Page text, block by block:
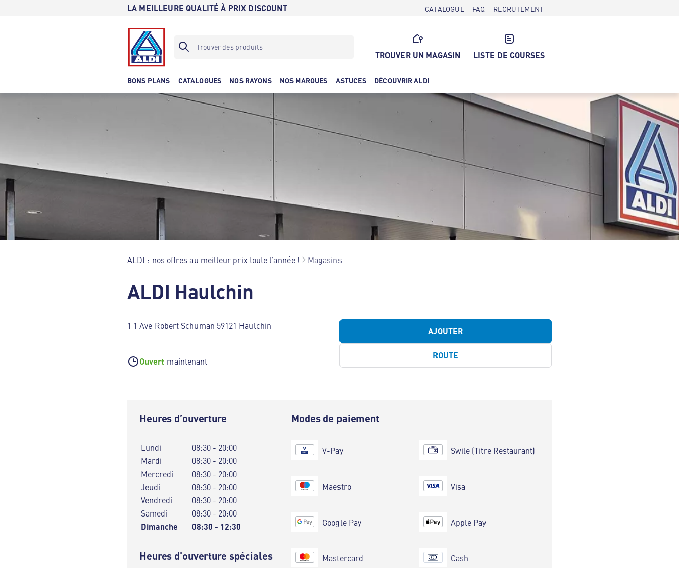
LA MEILLEURE QUALITÉ À PRIX DISCOUNT CATALOGUE FAQ RECRUTEMENT
TROUVER UN MAGASIN LISTE DE COURSES
BONS PLANS CATALOGUES NOS RAYONS NOS MARQUES ASTUCES DÉCOUVRIR ALDI
ALDI : nos offres au meilleur prix toute l’année ! Magasins
ALDI Haulchin
1 1 Ave Robert Schuman 59121 Haulchin
Ouvert maintenant
AJOUTER
ROUTE
Heures d’ouverture
Lundi
08:30 - 20:00
Mardi
08:30 - 20:00
Mercredi
08:30 - 20:00
Jeudi
08:30 - 20:00
Vendredi
08:30 - 20:00
Samedi
08:30 - 20:00
Dimanche 08:30 - 12:30
Heures d'ouverture spéciales
Modes de paiement
V-Pay
Maestro
Google Pay
Mastercard
Swile (Titre Restaurant)
Visa
Apple Pay
Cash